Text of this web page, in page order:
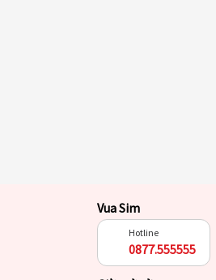
Vua Sim
Hotline
0877.555555